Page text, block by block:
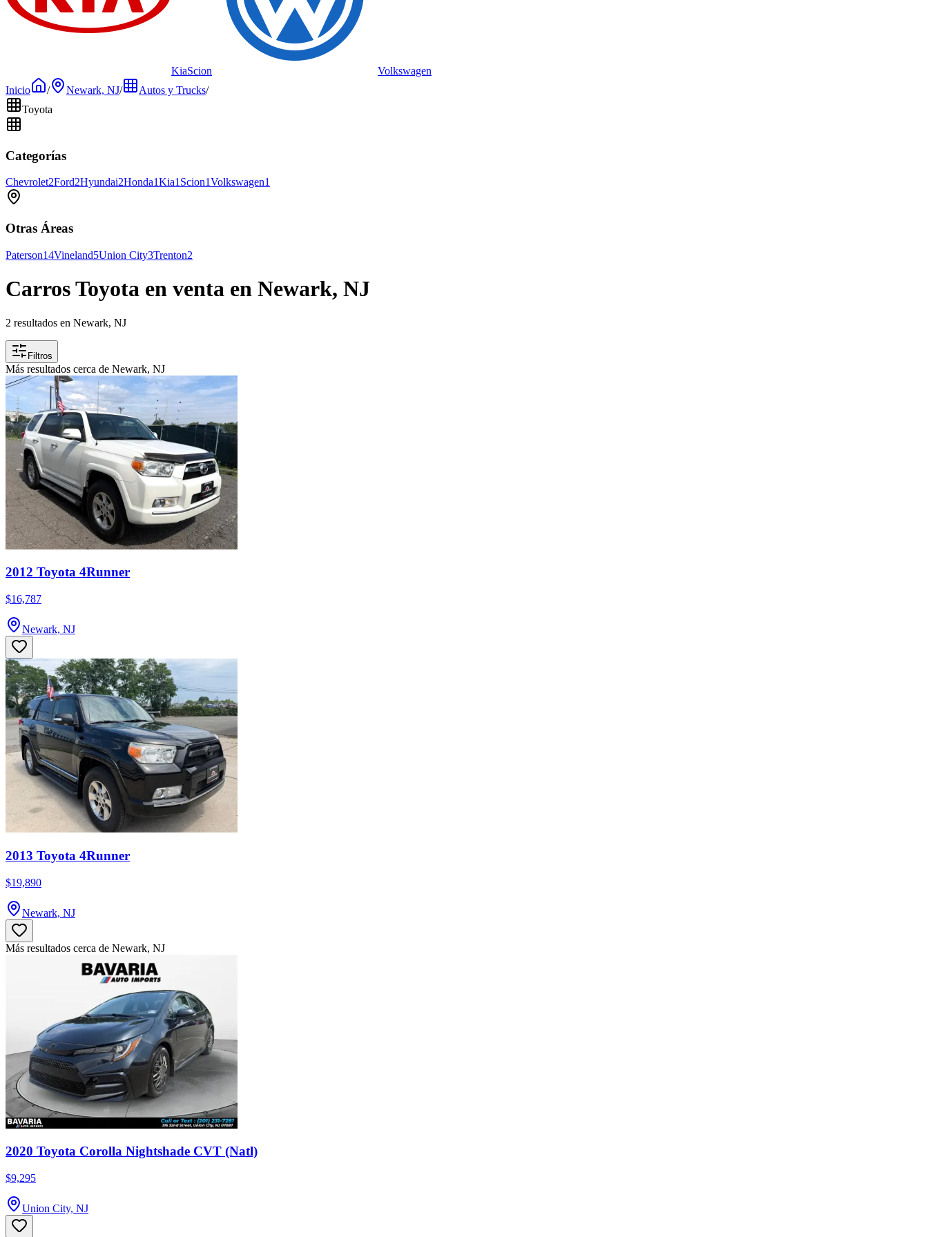
KiaScion
Volkswagen
Inicio
/ Newark, NJ/ Autos y Trucks/
Toyota
Categorías
Chevrolet2Ford2Hyundai2Honda1Kia1Scion1Volkswagen1
Otras Áreas
Paterson14Vineland5Union City3Trenton2
Carros Toyota en venta en Newark, NJ
2 resultados en Newark, NJ
Filtros
Más resultados cerca de Newark, NJ
2012 Toyota 4Runner
$16,787
Newark, NJ
2013 Toyota 4Runner
$19,890
Newark, NJ
Más resultados cerca de Newark, NJ
2020 Toyota Corolla Nightshade CVT (Natl)
$9,295
Union City, NJ